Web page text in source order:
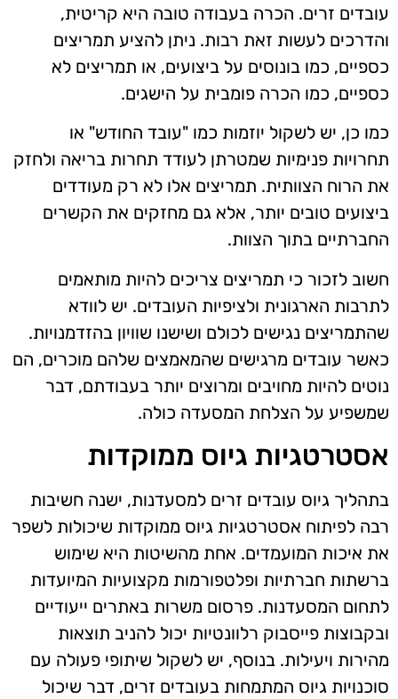
עובדים זרים. הכרה בעבודה טובה היא קריטית,
והדרכים לעשות זאת רבות. ניתן להציע תמריצים
כספיים, כמו בונוסים על ביצועים, או תמריצים לא
כספיים, כמו הכרה פומבית על הישגים.
כמו כן, יש לשקול יוזמות כמו "עובד החודש" או
תחרויות פנימיות שמטרתן לעודד תחרות בריאה ולחזק
את הרוח הצוותית. תמריצים אלו לא רק מעודדים
ביצועים טובים יותר, אלא גם מחזקים את הקשרים
החברתיים בתוך הצוות.
חשוב לזכור כי תמריצים צריכים להיות מותאמים
לתרבות הארגונית ולציפיות העובדים. יש לוודא
שהתמריצים נגישים לכולם ושישנו שוויון בהזדמנויות.
כאשר עובדים מרגישים שהמאמצים שלהם מוכרים, הם
נוטים להיות מחויבים ומרוצים יותר בעבודתם, דבר
שמשפיע על הצלחת המסעדה כולה.
אסטרטגיות גיוס ממוקדות
בתהליך גיוס עובדים זרים למסעדנות, ישנה חשיבות
רבה לפיתוח אסטרטגיות גיוס ממוקדות שיכולות לשפר
את איכות המועמדים. אחת מהשיטות היא שימוש
ברשתות חברתיות ופלטפורמות מקצועיות המיועדות
לתחום המסעדנות. פרסום משרות באתרים ייעודיים
ובקבוצות פייסבוק רלוונטיות יכול להניב תוצאות
מהירות ויעילות. בנוסף, יש לשקול שיתופי פעולה עם
סוכנויות גיוס המתמחות בעובדים זרים, דבר שיכול